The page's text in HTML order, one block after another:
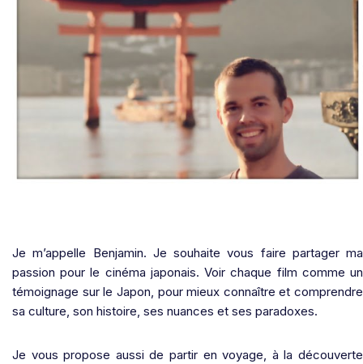
Je m’appelle Benjamin. Je souhaite vous faire partager ma
passion pour le cinéma japonais. Voir chaque film comme un
témoignage sur le Japon, pour mieux connaître et comprendre
sa culture, son histoire, ses nuances et ses paradoxes.
Je vous propose aussi de partir en voyage, à la découverte